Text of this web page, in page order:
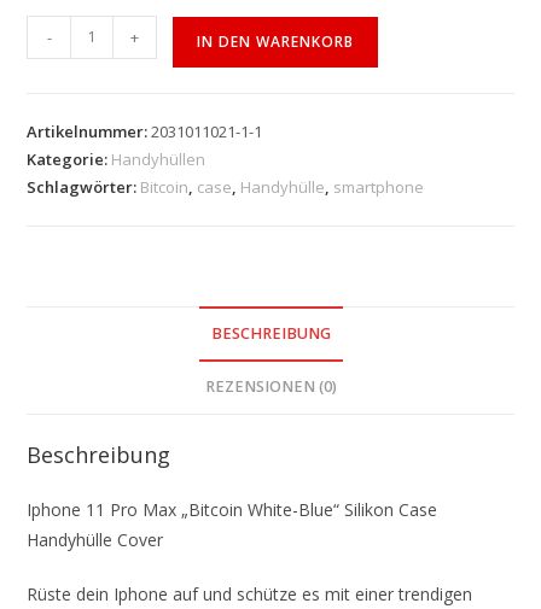
- + IN DEN WARENKORB
Artikelnummer:2031011021-1-1
Kategorie: Handyhüllen
Schlagwörter: Bitcoin, case, Handyhülle, smartphone
BESCHREIBUNG
REZENSIONEN (0)
Beschreibung
Iphone 11 Pro Max „Bitcoin White-Blue“ Silikon Case
Handyhülle Cover
Rüste dein Iphone auf und schütze es mit einer trendigen